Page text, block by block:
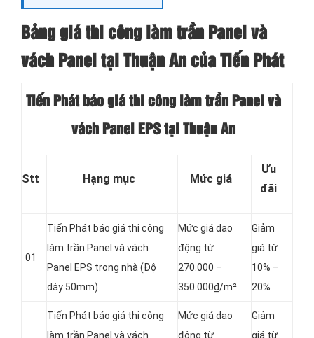
Bảng giá thi công làm trần Panel và
vách Panel tại Thuận An của Tiến Phát
Tiến Phát báo giá thi công làm trần Panel và
vách Panel EPS tại Thuận An
Stt Hạng mục Mức giá
Ưu
đãi
01
Tiến Phát báo giá thi công
làm trần Panel và vách
Panel EPS trong nhà (Độ
dày 50mm)
Mức giá dao
động từ
270.000 –
350.000₫/m²
Giảm
giá từ
10% –
20%
Tiến Phát báo giá thi công
làm trần Panel và vách
Mức giá dao
động từ
Giảm
giá từ